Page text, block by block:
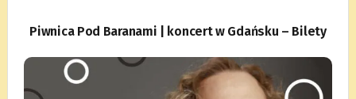
Piwnica Pod Baranami | koncert w Gdańsku – Bilety